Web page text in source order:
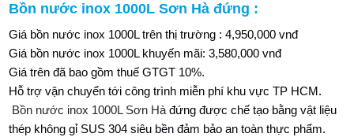
Bồn nước inox 1000L Sơn Hà đứng :
Giá bồn nước inox 1000L trên thị trường : 4,950,000 vnđ
Giá bồn nước inox 1000L khuyến mãi: 3,580,000 vnđ
Giá trên đã bao gồm thuế GTGT 10%.
Hỗ trợ vận chuyển tới công trình miễn phí khu vực TP HCM.
Bồn nước inox 1000L Sơn Hà đứng được chế tạo bằng vật liệu
thép không gỉ SUS 304 siêu bền đảm bảo an toàn thực phẩm.